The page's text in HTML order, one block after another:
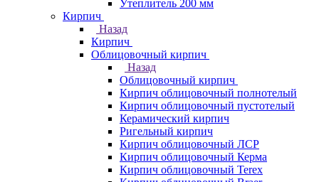
Утеплитель 200 мм
Кирпич
Назад
Кирпич
Облицовочный кирпич
Назад
Облицовочный кирпич
Кирпич облицовочный полнотелый
Кирпич облицовочный пустотелый
Керамический кирпич
Ригельный кирпич
Кирпич облицовочный ЛСР
Кирпич облицовочный Керма
Кирпич облицовочный Terex